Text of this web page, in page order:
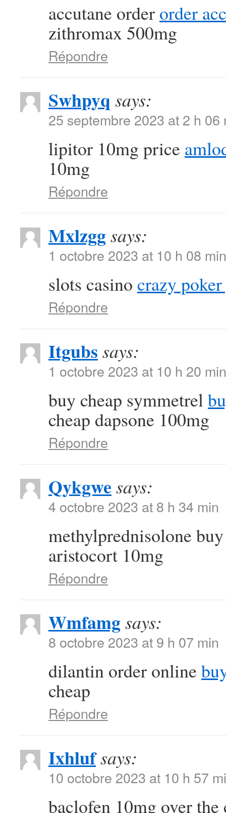
accutane order order
zithromax 500mg
Répondre
Swhpyq says:
25 septembre 2023 at 2 h 06
lipitor 10mg price
10mg
Répondre
Mxlzggsays:
1 octobre 2023 at 10 h 08 min
slots casino crazy poker
Répondre
Itgubs says:
1 octobre 2023 at 10 h 20 min
buy cheap symmetrel
cheap dapsone 100mg
Répondre
Qykgwe says:
4 octobre 2023 at 8 h 34 min
methylprednisolone
aristocort 10mg
Répondre
Wmfamgsays:
8 octobre 2023 at 9 h 07 min
dilantin order online
cheap
Répondre
Ixhlufsays:
10 octobre 2023 at 10 h 57
baclofen 10mg over